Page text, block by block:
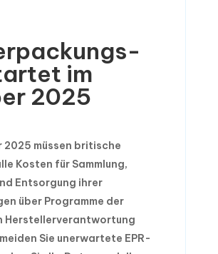
im
2025
müssen britische
Kosten für Sammlung,
Entsorgung ihrer
über Programme der
Herstellerverantwortung
Sie unerwartete EPR-